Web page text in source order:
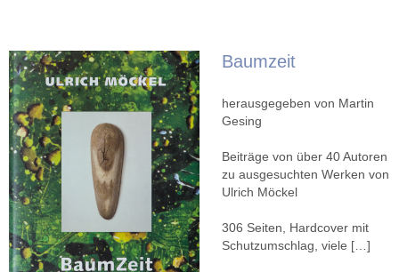
Baumzeit
herausgegeben von Martin
Gesing
Beiträge von über 40 Autoren
zu ausgesuchten Werken von
Ulrich Möckel
306 Seiten, Hardcover mit
Schutzumschlag, viele […]